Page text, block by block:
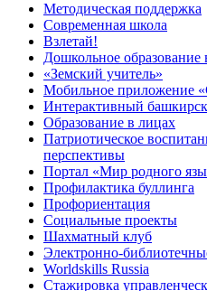
Методическая поддержка
Современная школа
Взлетай!
Дошкольное образование
«Земский учитель»
Мобильное приложение
Интерактивный
Образование в лицах
Патриотическое
перспективы
Портал «Мир родного
Профилактика буллинга
Профориентация
Социальные проекты
Шахматный клуб
Электронно-
Worldskills Russia
Стажировка